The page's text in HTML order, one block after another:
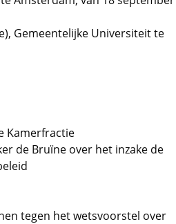
Gemeentelijke Universiteit te
Kamerfractie
de Bruïne over het inzake de
tegen het wetsvoorstel over